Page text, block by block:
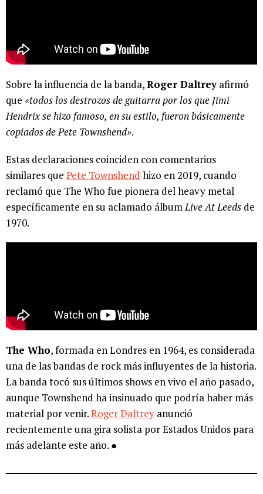
Sobre la influencia de la banda,Roger Daltreyafirmó
que «todos los destrozos de guitarra por los que Jimi
Hendrix se hizo famoso, en su estilo, fueron básicamente
copiados de Pete Townshend».
Estas declaraciones coinciden con comentarios
similares que Pete Townshend hizo en 2019, cuando
reclamó que The Who fue pionera del heavy metal
específicamente en su aclamado álbumLive At Leeds de
1970.
The Who, formada en Londres en 1964, es considerada
una de las bandas de rock más influyentes de la historia.
La banda tocó sus últimos shows en vivo el año pasado,
aunque Townshend ha insinuado que podría haber más
material por venir.Roger Daltrey anunció
recientemente una gira solista por Estados Unidos para
más adelante este año. ●